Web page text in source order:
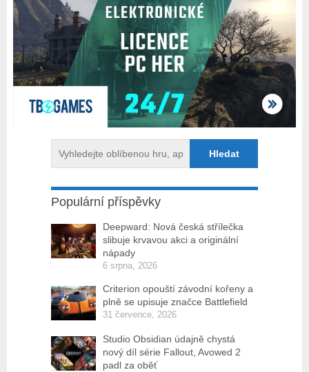
Populární příspěvky
Deepward: Nová česká střílečka
slibuje krvavou akci a originální
nápady
6 srpna, 2026
Criterion opouští závodní kořeny a
plně se upisuje značce Battlefield
31 července, 2026
Studio Obsidian údajně chystá
nový díl série Fallout, Avowed 2
padl za oběť